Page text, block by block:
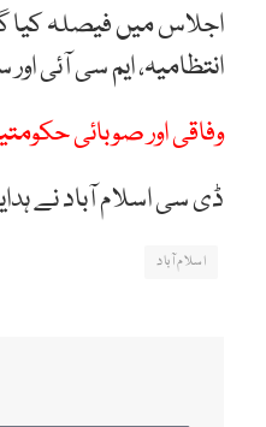
اجلاس میں فیصلہ کیا
انتظامیہ، ایم سی آئی
وفاقی اور صوبائی حکومتیں 3 دن میں سڑکوں ، فٹ پاتھوں سے تجاوزات ختم کریں ، سپریم
ڈی سی اسلام آباد نے
اسلام آباد